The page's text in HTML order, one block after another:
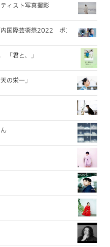
ィスト写真撮影
国際芸術祭2022 ポスター撮影
君と、」
の栄一」